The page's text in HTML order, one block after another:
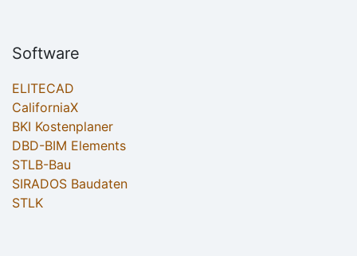
Software
ELITECAD
CaliforniaX
BKI Kostenplaner
DBD-BIM Elements
STLB-Bau
SIRADOS Baudaten
STLK